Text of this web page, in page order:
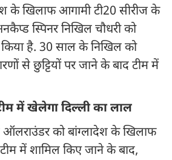
के खिलाफ आगामी टी20 सीरीज के
स्पिनर निखिल चौधरी को
है. 30 साल के निखिल को
से छुट्टियों पर जाने के बाद टीम में
में खेलेगा दिल्ली का लाल
ऑलराउंडर को बांग्लादेश के खिलाफ
में शामिल किए जाने के बाद,